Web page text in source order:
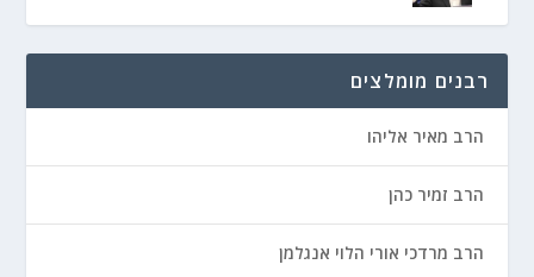
רבנים מומלצים
הרב מאיר אליהו
הרב זמיר כהן
הרב מרדכי אורי הלוי אנגלמן